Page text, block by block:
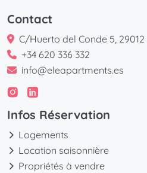
Contact
C/Huerto del Conde 5,
+34 620 336 332
info@eleapartments.es
Infos Réservation
Logements
Location saisonnière
Propriétés à vendre